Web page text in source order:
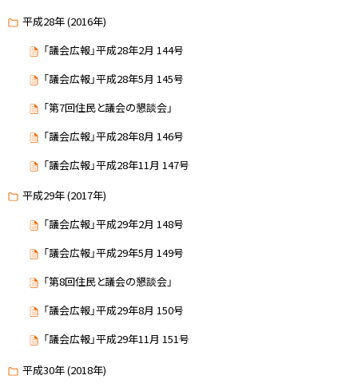
平成28年 (2016年)
「議会広報」平成28年2月 144号
「議会広報」平成28年5月 145号
「第7回住民と議会の懇談会」
「議会広報」平成28年8月 146号
「議会広報」平成28年11月 147号
平成29年 (2017年)
「議会広報」平成29年2月 148号
「議会広報」平成29年5月 149号
「第8回住民と議会の懇談会」
「議会広報」平成29年8月 150号
「議会広報」平成29年11月 151号
平成30年 (2018年)